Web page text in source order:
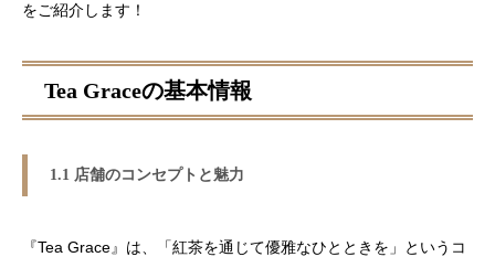
をご紹介します！
Tea Graceの基本情報
1.1 店舗のコンセプトと魅力
『Tea Grace』は、「紅茶を通じて優雅なひとときを」というコ